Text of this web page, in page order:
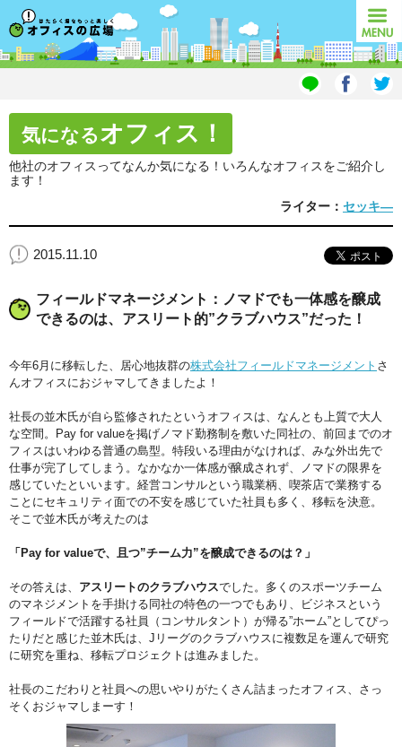
オフィスの広場 MENU
気になるオフィス！
他社のオフィスってなんか気になる！いろんなオフィスをご紹介し
ます！
ライター： セッキ―
2015.11.10
フィールドマネージメント：ノマドでも一体感を醸成
できるのは、アスリート的”クラブハウス”だった！
今年6月に移転した、居心地抜群の株式会社フィールドマネージメント さ
んオフィスにおジャマしてきましたよ！
社長の並木氏が自ら監修されたというオフィスは、なんとも上質で大人
な空間。Pay for valueを掲げノマド勤務制を敷いた同社の、前回までのオ
フィスはいわゆる普通の島型。特段いる理由がなければ、みな外出先で
仕事が完了してしまう。なかなか一体感が醸成されず、ノマドの限界を
感じていたといいます。経営コンサルという職業柄、喫茶店で業務する
ことにセキュリティ面での不安を感じていた社員も多く、移転を決意。
そこで並木氏が考えたのは
「Pay for valueで、且つ”チーム力”を醸成できるのは？」
その答えは、 アスリートのクラブハウスでした。多くのスポーツチーム
のマネジメントを手掛ける同社の特色の一つでもあり、ビジネスという
フィールドで活躍する社員（コンサルタント）が帰る”ホーム”としてぴっ
たりだと感じた並木氏は、Jリーグのクラブハウスに複数足を運んで研究
に研究を重ね、移転プロジェクトは進みました。
社長のこだわりと社員への思いやりがたくさん詰まったオフィス、さっ
そくおジャマしまーす！